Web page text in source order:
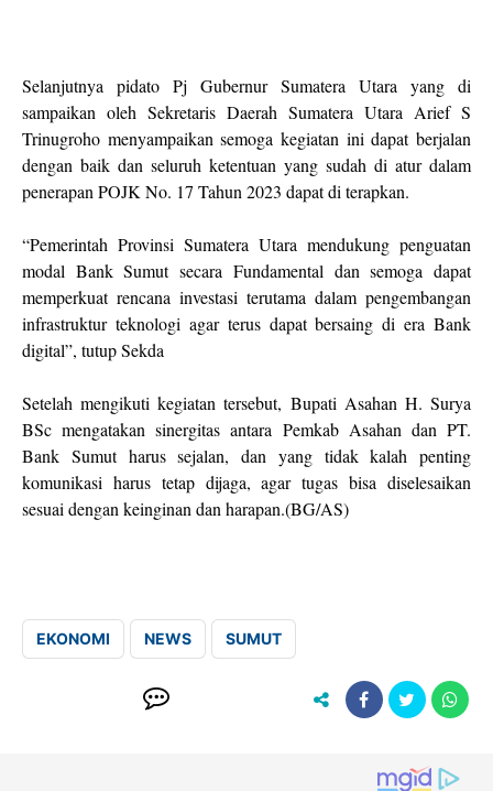
Selanjutnya pidato Pj Gubernur Sumatera Utara yang di
sampaikan oleh Sekretaris Daerah Sumatera Utara Arief S
Trinugroho menyampaikan semoga kegiatan ini dapat berjalan
dengan baik dan seluruh ketentuan yang sudah di atur dalam
penerapan POJK No. 17 Tahun 2023 dapat di terapkan.
“Pemerintah Provinsi Sumatera Utara mendukung penguatan
modal Bank Sumut secara Fundamental dan semoga dapat
memperkuat rencana investasi terutama dalam pengembangan
infrastruktur teknologi agar terus dapat bersaing di era Bank
digital”, tutup Sekda
Setelah mengikuti kegiatan tersebut, Bupati Asahan H. Surya
BSc mengatakan sinergitas antara Pemkab Asahan dan PT.
Bank Sumut harus sejalan, dan yang tidak kalah penting
komunikasi harus tetap dijaga, agar tugas bisa diselesaikan
sesuai dengan keinginan dan harapan.(BG/AS)
EKONOMI NEWS SUMUT